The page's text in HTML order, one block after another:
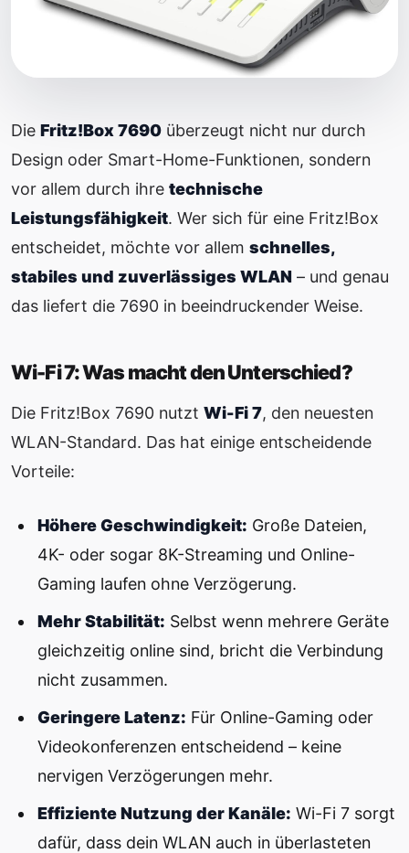
Die Fritz!Box 7690 überzeugt nicht nur durch
Design oder Smart-Home-Funktionen, sondern
vor allem durch ihre technische
Leistungsfähigkeit. Wer sich für eine Fritz!Box
entscheidet, möchte vor allem schnelles,
stabiles und zuverlässiges WLAN – und genau
das liefert die 7690 in beeindruckender Weise.
Wi-Fi 7: Was macht den Unterschied?
Die Fritz!Box 7690 nutzt Wi-Fi 7, den neuesten
WLAN-Standard. Das hat einige entscheidende
Vorteile:
Höhere Geschwindigkeit: Große Dateien,
4K- oder sogar 8K-Streaming und Online-
Gaming laufen ohne Verzögerung.
Mehr Stabilität: Selbst wenn mehrere Geräte
gleichzeitig online sind, bricht die Verbindung
nicht zusammen.
Geringere Latenz: Für Online-Gaming oder
Videokonferenzen entscheidend – keine
nervigen Verzögerungen mehr.
Effiziente Nutzung der Kanäle: Wi-Fi 7 sorgt
dafür, dass dein WLAN auch in überlasteten